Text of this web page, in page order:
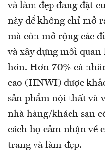
và làm đẹp đang đặt
này để không chỉ mở
mà còn mở rộng các
và xây dựng mối
hơn. Hơn 70% cá
cao (HNWI) được
sản phẩm nội thất và
nhà hàng/khách sạn
cách họ cảm nhận về
trang và làm đẹp.